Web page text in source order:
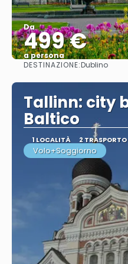
Da
499 €
a persona
DESTINAZIONE:Dublino
Tallinn: city
Baltico
1 LOCALITÀ 2 TRASPORTO
Volo+Soggiorno